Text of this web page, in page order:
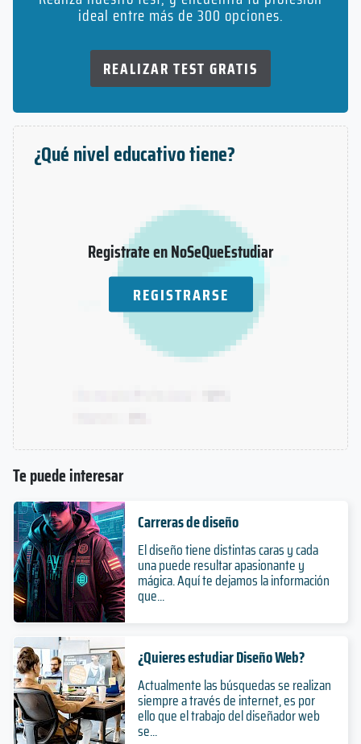
ideal entre más de 300 opciones.
REALIZAR TEST GRATIS
¿Qué nivel educativo tiene?
Registrate en NoSeQueEstudiar
REGISTRARSE
Te puede interesar
Carreras de diseño
El diseño tiene distintas caras y cada
una puede resultar apasionante y
mágica. Aquí te dejamos la información
que...
¿Quieres estudiar Diseño Web?
Actualmente las búsquedas se realizan
siempre a través de internet, es por
ello que el trabajo del diseñador web
se...